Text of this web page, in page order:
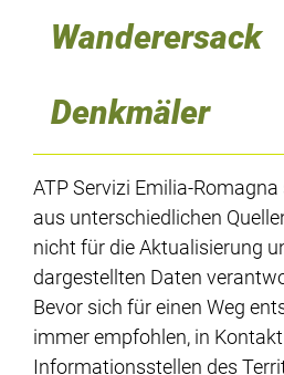
Wanderersack
Denkmäler
ATP Servizi Emilia-
aus unterschiedlichen
nicht für die Aktualisierung
dargestellten Daten
Bevor sich für einen Weg
immer empfohlen, in
Informationsstellen des